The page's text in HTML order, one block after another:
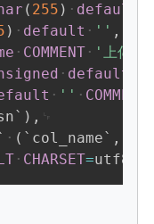
( 255 ) default
) default '' ,
COMMENT
'上傳時
default
''
COMMENT
` ) ,
` ( ` col_name ` ,
CHARSET=utf8